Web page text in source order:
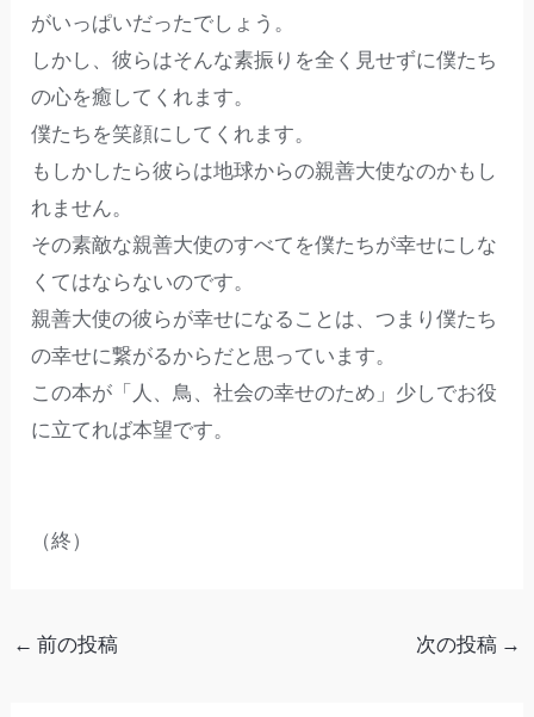
がいっぱいだったでしょう。
しかし、彼らはそんな素振りを全く見せずに僕たち
の心を癒してくれます。
僕たちを笑顔にしてくれます。
もしかしたら彼らは地球からの親善大使なのかもし
れません。
その素敵な親善大使のすべてを僕たちが幸せにしな
くてはならないのです。
親善大使の彼らが幸せになることは、つまり僕たち
の幸せに繋がるからだと思っています。
この本が「人、鳥、社会の幸せのため」少しでお役
に立てれば本望です。
（終）
← 前の投稿 次の投稿 →